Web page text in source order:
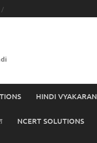
HINDI VYAKARAN
NCERT SOLUTIONS